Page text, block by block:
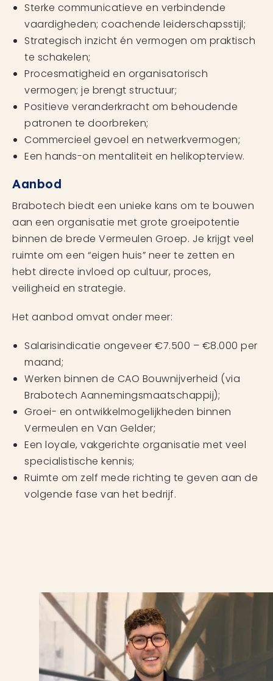
Sterke communicatieve en verbindende
vaardigheden; coachende leiderschapsstijl;
Strategisch inzicht én vermogen om praktisch
te schakelen;
Procesmatigheid en organisatorisch
vermogen; je brengt structuur;
Positieve veranderkracht om behoudende
patronen te doorbreken;
Commercieel gevoel en netwerkvermogen;
Een hands-on mentaliteit en helikopterview.
Aanbod
Brabotech biedt een unieke kans om te bouwen
aan een organisatie met grote groeipotentie
binnen de brede Vermeulen Groep. Je krijgt veel
ruimte om een “eigen huis” neer te zetten en
hebt directe invloed op cultuur, proces,
veiligheid en strategie.
Het aanbod omvat onder meer:
Salarisindicatie ongeveer €7.500 – €8.000 per
maand;
Werken binnen de CAO Bouwnijverheid (via
Brabotech Aannemingsmaatschappij);
Groei- en ontwikkelmogelijkheden binnen
Vermeulen en Van Gelder;
Een loyale, vakgerichte organisatie met veel
specialistische kennis;
Ruimte om zelf mede richting te geven aan de
volgende fase van het bedrijf.